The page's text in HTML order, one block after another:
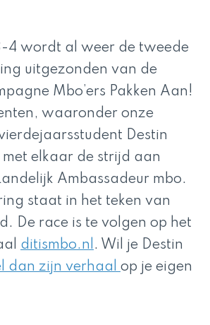
4 wordt al weer de tweede
uitgezonden van de
Mbo’ers Pakken Aan!
waaronder onze
Destin
met elkaar de strijd aan
Ambassadeur mbo.
staat in het teken van
De race is te volgen op het
ditismbo.nl . Wil je Destin
dan zijn verhaal op je eigen